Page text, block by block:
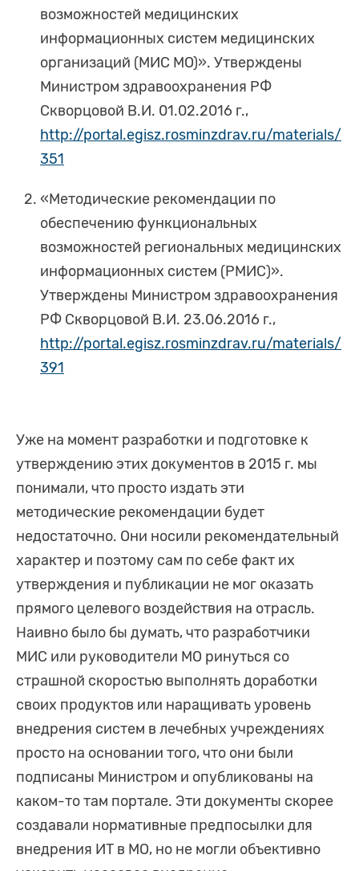
возможностей медицинских
информационных систем медицинских
организаций (МИС МО)». Утверждены
Министром здравоохранения РФ
Скворцовой В.И. 01.02.2016 г.,
http://portal.egisz.rosminzdrav.ru/materials/
351
«Методические рекомендации по
обеспечению функциональных
возможностей региональных медицинских
информационных систем (РМИС)».
Утверждены Министром здравоохранения
РФ Скворцовой В.И. 23.06.2016 г.,
http://portal.egisz.rosminzdrav.ru/materials/
391
Уже на момент разработки и подготовке к
утверждению этих документов в 2015 г. мы
понимали, что просто издать эти
методические рекомендации будет
недостаточно. Они носили рекомендательный
характер и поэтому сам по себе факт их
утверждения и публикации не мог оказать
прямого целевого воздействия на отрасль.
Наивно было бы думать, что разработчики
МИС или руководители МО ринуться со
страшной скоростью выполнять доработки
своих продуктов или наращивать уровень
внедрения систем в лечебных учреждениях
просто на основании того, что они были
подписаны Министром и опубликованы на
каком-то там портале. Эти документы скорее
создавали нормативные предпосылки для
внедрения ИТ в МО, но не могли объективно